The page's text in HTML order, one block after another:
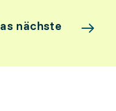
nächste